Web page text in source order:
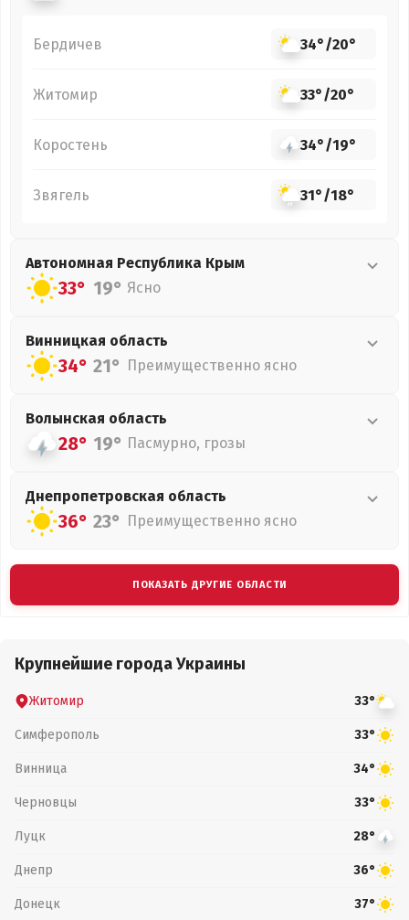
Бердичев 34°/20°
Житомир 33°/20°
Коростень 34°/19°
Звягель 31°/18°
Автономная Республика Крым
33° 19° Ясно
Винницкая область
34° 21° Преимущественно ясно
Волынская область
28° 19° Пасмурно, грозы
Днепропетровская область
36° 23° Преимущественно ясно
ПОКАЗАТЬ ДРУГИЕ ОБЛАСТИ
Крупнейшие города Украины
Житомир 33°
Симферополь 33°
Винница 34°
Черновцы 33°
Луцк 28°
Днепр 36°
Донецк 37°